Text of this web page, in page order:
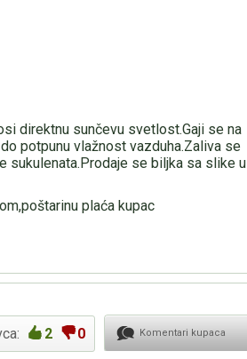
direktnu sunčevu svetlost.Gaji se na
potpunu vlažnost vazduha.Zaliva se
sukulenata.Prodaje se biljka sa slike u
plaća kupac
2 0 Komentari kupaca